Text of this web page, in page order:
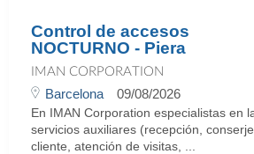
Control de accesos
NOCTURNO - Piera
IMAN CORPORATION
Barcelona 09/08/2026
En IMAN Corporation especialistas en
servicios auxiliares (recepción,
cliente, atención de visitas, ...